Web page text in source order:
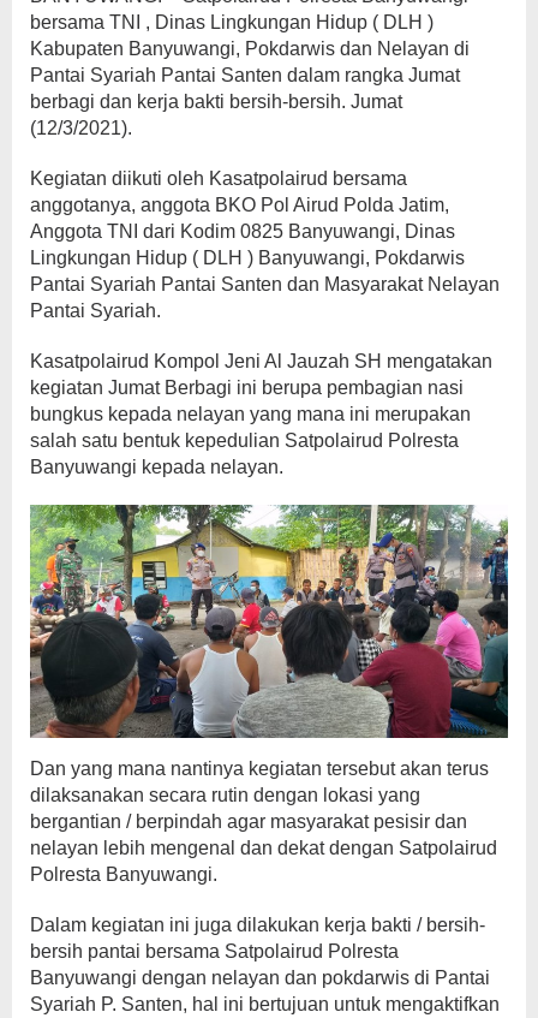
bersama TNI , Dinas Lingkungan Hidup ( DLH )
Kabupaten Banyuwangi, Pokdarwis dan Nelayan di
Pantai Syariah Pantai Santen dalam rangka Jumat
berbagi dan kerja bakti bersih-bersih. Jumat
(12/3/2021).
Kegiatan diikuti oleh Kasatpolairud bersama
anggotanya, anggota BKO Pol Airud Polda Jatim,
Anggota TNI dari Kodim 0825 Banyuwangi, Dinas
Lingkungan Hidup ( DLH ) Banyuwangi, Pokdarwis
Pantai Syariah Pantai Santen dan Masyarakat Nelayan
Pantai Syariah.
Kasatpolairud Kompol Jeni Al Jauzah SH mengatakan
kegiatan Jumat Berbagi ini berupa pembagian nasi
bungkus kepada nelayan yang mana ini merupakan
salah satu bentuk kepedulian Satpolairud Polresta
Banyuwangi kepada nelayan.
Dan yang mana nantinya kegiatan tersebut akan terus
dilaksanakan secara rutin dengan lokasi yang
bergantian / berpindah agar masyarakat pesisir dan
nelayan lebih mengenal dan dekat dengan Satpolairud
Polresta Banyuwangi.
Dalam kegiatan ini juga dilakukan kerja bakti / bersih-
bersih pantai bersama Satpolairud Polresta
Banyuwangi dengan nelayan dan pokdarwis di Pantai
Syariah P. Santen, hal ini bertujuan untuk mengaktifkan